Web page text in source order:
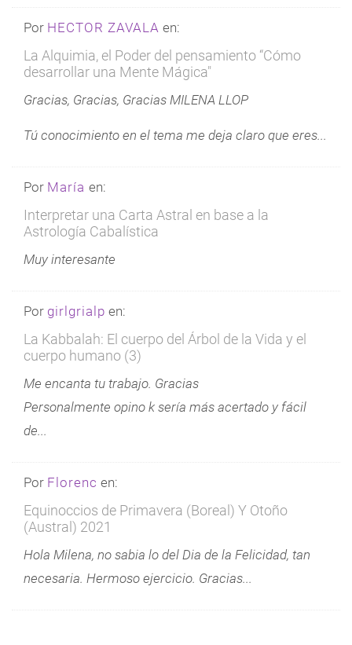
Por HECTOR ZAVALA en:
La Alquimia, el Poder del pensamiento “Cómo
desarrollar una Mente Mágica"
Gracias, Gracias, Gracias MILENA LLOP
Tú conocimiento en el tema me deja claro que eres...
Por María en:
Interpretar una Carta Astral en base a la
Astrología Cabalística
Muy interesante
Por girlgrialp en:
La Kabbalah: El cuerpo del Árbol de la Vida y el
cuerpo humano (3)
Me encanta tu trabajo. Gracias
Personalmente opino k sería más acertado y fácil
de...
Por Florenc en:
Equinoccios de Primavera (Boreal) Y Otoño
(Austral) 2021
Hola Milena, no sabia lo del Dia de la Felicidad, tan
necesaria. Hermoso ejercicio. Gracias...